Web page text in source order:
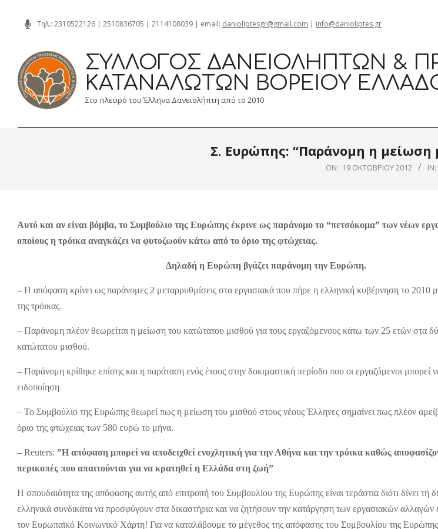
content
Τηλ.: 2310522126 | 2510836705 | 2114108039 | email: danioliptesgr@gmail.com | info@danioliptes.gr
ΣΎΛΛΟΓΟΣ ΔΑΝΕΙΟΛΗΠΤΏΝ &
ΚΑΤΑΝΑΛΩΤΏΝ ΒΟΡΕΊΟΥ
Στο πλευρό του Έλληνα Δανειολήπτη από το 2010
Σ. Ευρώπης: “Παράνομη η μείωση
ON: 19 ΟΚΤΩΒΡΊΟΥ 2012 IN:
Αυτό και αν είναι βόμβα, το Συμβούλιο της Ευρώπης έκρινε ως παράνομο το “πετσόκομα” των νέων
οποίους η τρόικα αναγκάζει να φυτοζωούν κάτω από το όριο της φτώχειας.
Δηλαδή η Ευρώπη βγάζει παράνομη την Ευρώπη.
– Η απόφαση κρίνει ως παράνομες 2 μεταρρυθμίσεις στα εργασιακά που πήρε η ελληνική κυβέρνηση το 2010
της τρόικας.
– Παράνομη πλέον θεωρείται η μείωση του κατώτατου μισθού για τους εργαζόμενους κάτω των 25 ετών στα
κατώτατου μισθού.
– Παράνομη κρίθηκε επίσης και η παράταση ενός έτους στην δοκιμαστική περίοδο που οι εργαζόμενοι μπορεί
ειδοποίηση
– Το Συμβούλιο της Ευρώπης θεωρεί πως η μείωση του μισθού στους νέους Έλληνες σημαίνει πως πλέον
όριο της φτώχειας των 580 ευρώ το μήνα.
– Reuters: ”Η απόφαση μπορεί να αποδειχθεί ενοχλητική για την Αθήνα και την τρόικα καθώς
περικοπές που απαιτούνται για να κρατηθεί η Ελλάδα στη ζωή”
Η σπουδαιότητα της απόφασης αυτής από επιτροπή του Συμβουλίου της Ευρώπης είναι τεράστια διότι δίνει τη
ελληνικά συνδικάτα να προσφύγουν στα δικαστήρια και να ζητήσουν την κατάργηση των εργασιακών αλλαγών
τον Ευρωπαϊκό Κοινωνικό Χάρτη! Για να καταλάβουμε το μέγεθος της απόφασης του Συμβουλίου της Ευρώπης